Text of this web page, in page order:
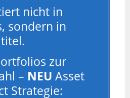
nicht in
sondern in
zur
– NEU Asset
Strategie: